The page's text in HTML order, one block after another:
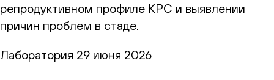
репродуктивном профиле КРС и выявлении
причин проблем в стаде.
Лаборатория 29 июня 2026